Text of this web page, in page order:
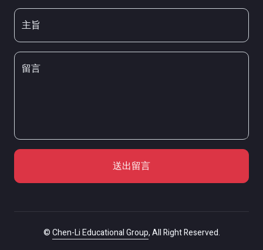
主旨
留言
送出留言
©Chen-Li Educational Group, All Right Reserved.